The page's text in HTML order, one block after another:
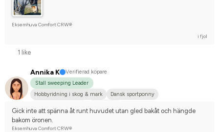
Eksemhuva Comfort CRW®
i fjol
1 like
Annika K
Verifierad köpare
Stall sweeping Leader
Hobbyridning i skog & mark
Dansk sportponny
Gick inte att spänna åt runt huvudet utan gled bakåt och hängde
bakom öronen.
Eksemhuva Comfort CRW®